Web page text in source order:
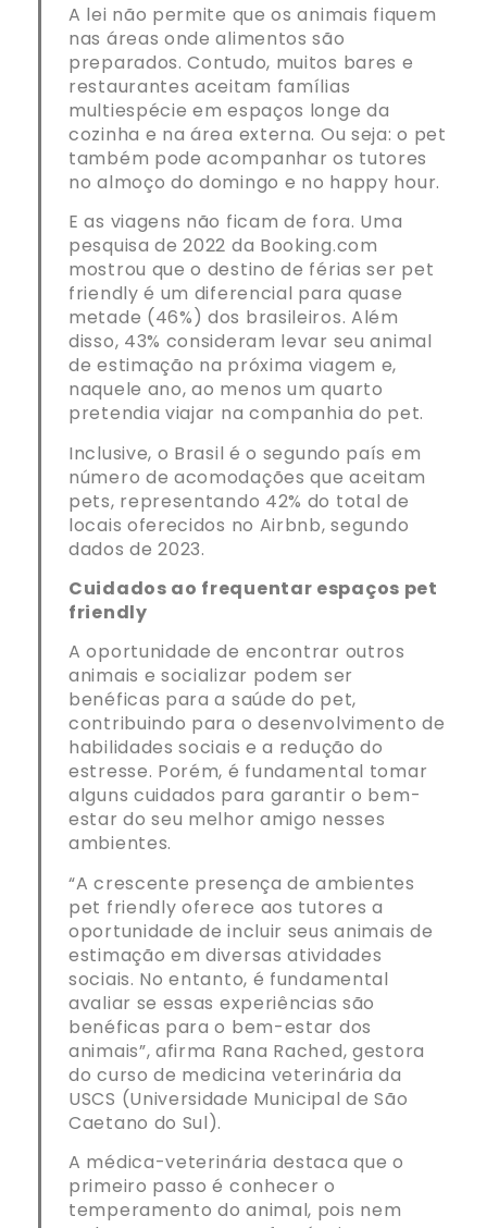
A lei não permite que os animais fiquem
nas áreas onde alimentos são
preparados. Contudo, muitos bares e
restaurantes aceitam famílias
multiespécie em espaços longe da
cozinha e na área externa. Ou seja: o pet
também pode acompanhar os tutores
no almoço do domingo e no happy hour.
E as viagens não ficam de fora. Uma
pesquisa de 2022 da Booking.com
mostrou que o destino de férias ser pet
friendly é um diferencial para quase
metade (46%) dos brasileiros. Além
disso, 43% consideram levar seu animal
de estimação na próxima viagem e,
naquele ano, ao menos um quarto
pretendia viajar na companhia do pet.
Inclusive, o Brasil é o segundo país em
número de acomodações que aceitam
pets, representando 42% do total de
locais oferecidos no Airbnb, segundo
dados de 2023.
Cuidados ao frequentar espaços pet
friendly
A oportunidade de encontrar outros
animais e socializar podem ser
benéficas para a saúde do pet,
contribuindo para o desenvolvimento de
habilidades sociais e a redução do
estresse. Porém, é fundamental tomar
alguns cuidados para garantir o bem-
estar do seu melhor amigo nesses
ambientes.
“A crescente presença de ambientes
pet friendly oferece aos tutores a
oportunidade de incluir seus animais de
estimação em diversas atividades
sociais. No entanto, é fundamental
avaliar se essas experiências são
benéficas para o bem-estar dos
animais”, afirma Rana Rached, gestora
do curso de medicina veterinária da
USCS (Universidade Municipal de São
Caetano do Sul).
A médica-veterinária destaca que o
primeiro passo é conhecer o
temperamento do animal, pois nem